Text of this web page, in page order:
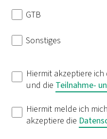
GTB
Sonstiges
Hiermit akzeptiere ich
und die Teilnahme-
Hiermit melde ich
akzeptiere die